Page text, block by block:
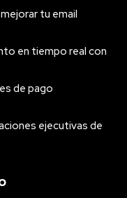
tu email
en tiempo real con
de pago
ejecutivas de